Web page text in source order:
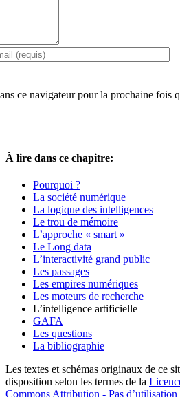
ce navigateur pour la prochaine fois
À lire dans ce chapitre:
Pourquoi ?
La société numérique
La logique des intelligences
Le trou de mémoire
L’approche « smart »
Le Long data
L’interactivité grand public
Les passages
Les empires numériques
Les moteurs de recherche
L’intelligence artificielle
GAFA
Les questions
La bibliographie
Les textes et schémas originaux de ce
disposition selon les termes de la
Commons Attribution - Pas d’utilisation